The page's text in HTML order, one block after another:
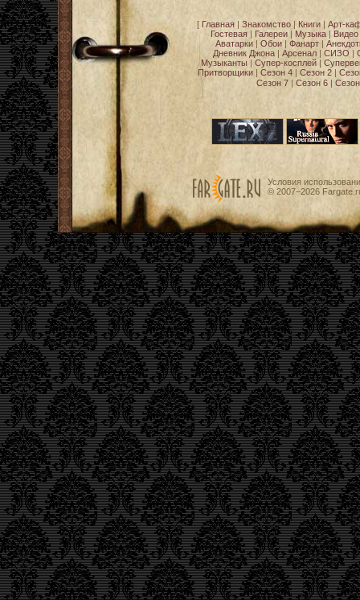
[ Главная| Знакомство| Книги| Арт-
Гостевая | Галереи | Музыка | Видео
Аватарки | Обои | Фанарт |
Дневник Джона| Арсенал| СИЗО |
Музыканты | Супер-косплей |
Притворщики | Сезон 4 | Сезон 2 |
Сезон 7| Сезон 6|
Условия
© 2007−2026